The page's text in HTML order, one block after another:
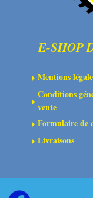
E-SHOP
EMentions
E
Conditions
vente
EFormulaire de
ELivraisons